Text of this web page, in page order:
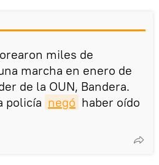
miles de
marcha en enero de
de la OUN, Bandera.
policía negó haber oído